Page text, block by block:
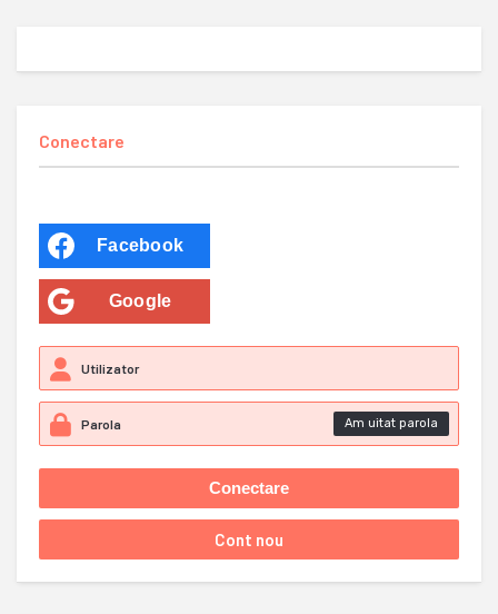
Conectare
Facebook
Google
Am uitat parola